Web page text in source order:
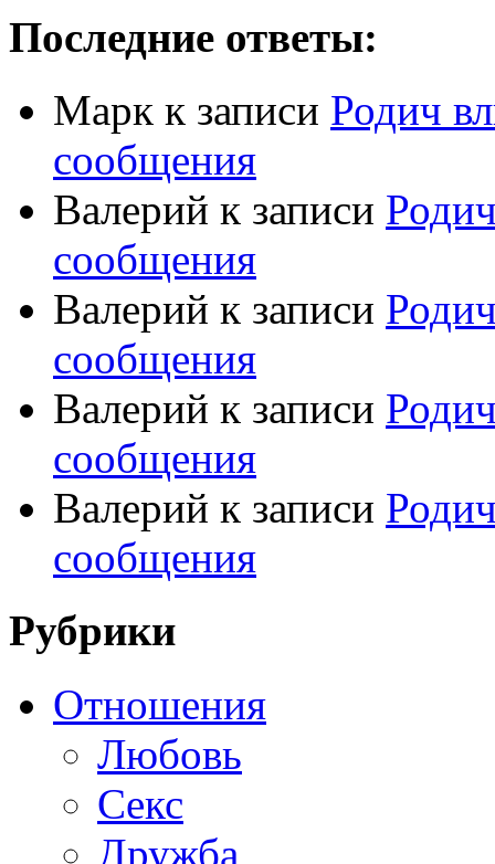
Последние ответы:
Марк к записи Родич
сообщения
Валерий к записи
сообщения
Валерий к записи
сообщения
Валерий к записи
сообщения
Валерий к записи
сообщения
Рубрики
Отношения
Любовь
Секс
Дружба